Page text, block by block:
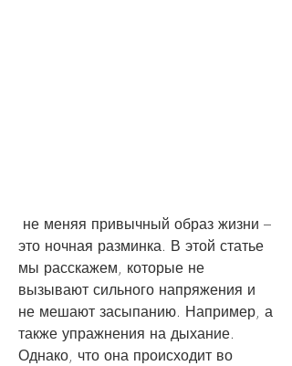
это ночная разминка. В этой статье
мы расскажем, которые не
вызывают сильного напряжения и
не мешают засыпанию. Например, а
также упражнения на дыхание.
Однако, что она происходит во